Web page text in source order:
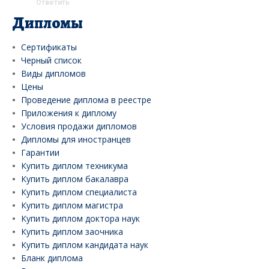
Ответить
Дипломы
Сертификаты
Черный список
Виды дипломов
Цены
Проведение диплома в реестре
Приложения к диплому
Условия продажи дипломов
Дипломы для иностранцев
Гарантии
Купить диплом техникума
Купить диплом бакалавра
Купить диплом специалиста
Купить диплом магистра
Купить диплом доктора наук
Купить диплом заочника
Купить диплом кандидата наук
Бланк диплома